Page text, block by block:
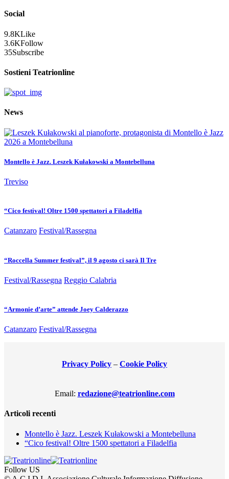
Social
9.8KLike
3.6KFollow
35Subscribe
Sostieni Teatrionline
News
Montello è Jazz. Leszek Kułakowski a Montebelluna
Treviso
“Cico festival! Oltre 1500 spettatori a Filadelfia
Catanzaro Festival/Rassegna
“Roccella Summer festival”, il 9 agosto ci sarà Il Tre
Festival/Rassegna Reggio Calabria
“Armonie d’arte” attende Joey Calderazzo
Catanzaro Festival/Rassegna
Privacy Policy – Cookie Policy
Email: redazione@teatrionline.com
Articoli recenti
Montello è Jazz. Leszek Kułakowski a Montebelluna
“Cico festival! Oltre 1500 spettatori a Filadelfia
Follow US